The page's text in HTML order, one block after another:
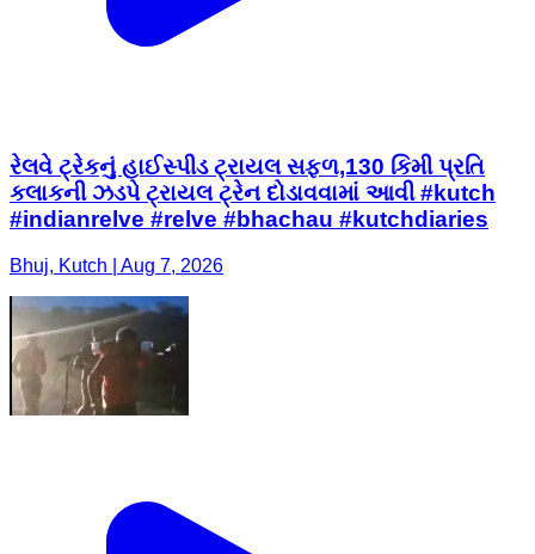
રેલવે ટ્રેકનું હાઈસ્પીડ ટ્રાયલ સફળ,130 કિમી પ્રતિ
કલાકની ઝડપે ટ્રાયલ ટ્રેન દોડાવવામાં આવી #kutch
#indianrelve #relve #bhachau #kutchdiaries
Bhuj, Kutch | Aug 7, 2026